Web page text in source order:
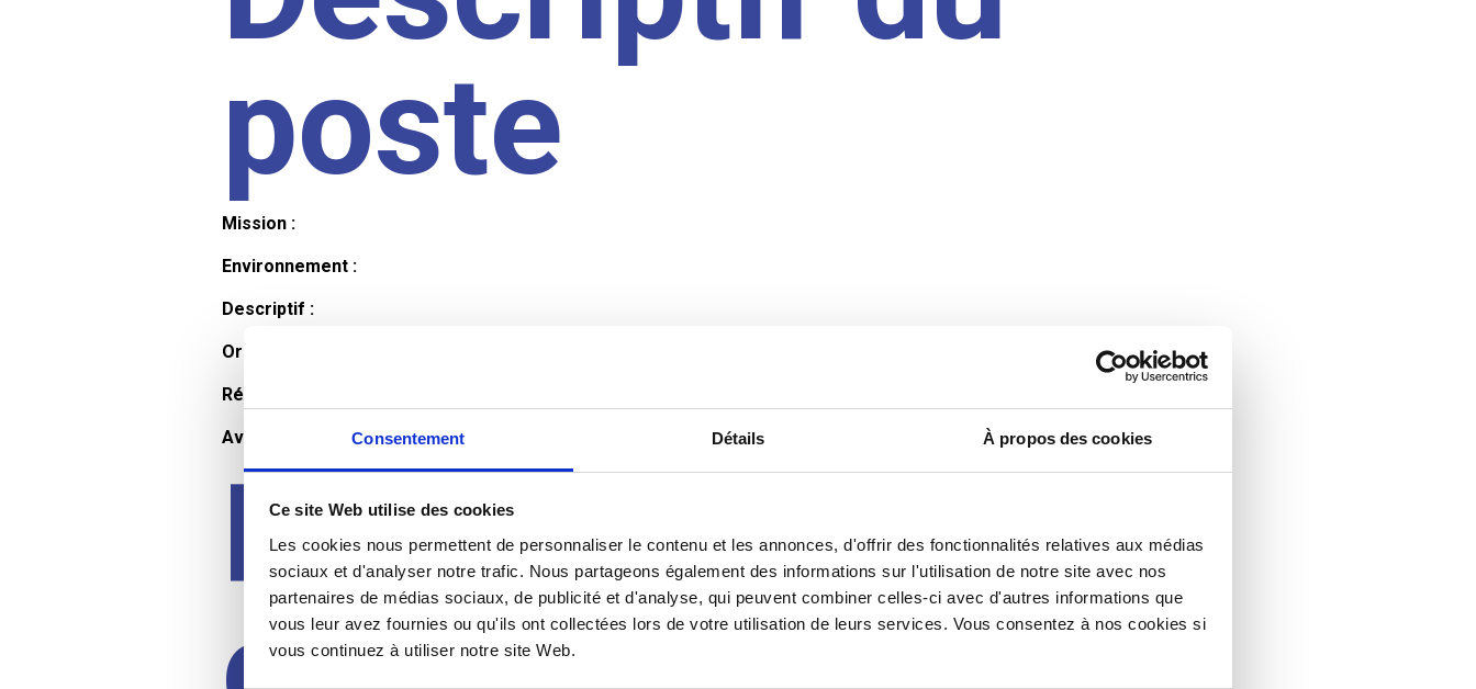
Consentement Détails À propos des cookies
Ce site Web utilise des cookies
Les cookies nous permettent de personnaliser le contenu et les annonces, d'offrir des fonctionnalités relatives aux médias
sociaux et d'analyser notre trafic. Nous partageons également des informations sur l'utilisation de notre site avec nos
partenaires de médias sociaux, de publicité et d'analyse, qui peuvent combiner celles-ci avec d'autres informations que
vous leur avez fournies ou qu'ils ont collectées lors de votre utilisation de leurs services. Vous consentez à nos cookies si
vous continuez à utiliser notre site Web.
poste
Mission :
Environnement :
Descriptif :
Organisation et horaires :
Rémunération :
Avantages :
Profil du